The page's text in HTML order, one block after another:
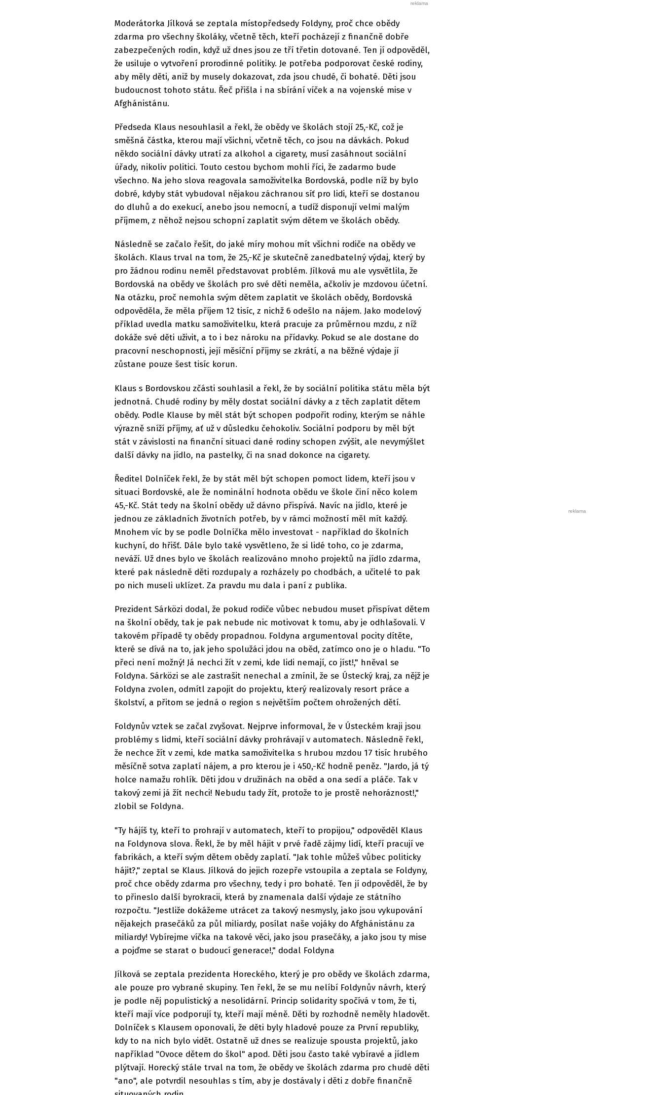
Moderátorka Jílková se zeptala místopředsedy Foldyny, proč chce obědy
zdarma pro všechny školáky, včetně těch, kteří pocházejí z finančně dobře
zabezpečených rodin, když už dnes jsou ze tří třetin dotované. Ten jí odpověděl,
že usiluje o vytvoření prorodinné politiky. Je potřeba podporovat české rodiny,
aby měly děti, aniž by musely dokazovat, zda jsou chudé, či bohaté. Děti jsou
budoucnost tohoto státu. Řeč přišla i na sbírání víček a na vojenské mise v
Afghánistánu.
Předseda Klaus nesouhlasil a řekl, že obědy ve školách stojí 25,-Kč, což je
směšná částka, kterou mají všichni, včetně těch, co jsou na dávkách. Pokud
někdo sociální dávky utratí za alkohol a cigarety, musí zasáhnout sociální
úřady, nikoliv politici. Touto cestou bychom mohli říci, že zadarmo bude
všechno. Na jeho slova reagovala samoživitelka Bordovská, podle níž by bylo
dobré, kdyby stát vybudoval nějakou záchranou síť pro lidi, kteří se dostanou
do dluhů a do exekucí, anebo jsou nemocní, a tudíž disponují velmi malým
příjmem, z něhož nejsou schopní zaplatit svým dětem ve školách obědy.
Následně se začalo řešit, do jaké míry mohou mít všichni rodiče na obědy ve
školách. Klaus trval na tom, že 25,-Kč je skutečně zanedbatelný výdaj, který by
pro žádnou rodinu neměl představovat problém. Jílková mu ale vysvětlila, že
Bordovská na obědy ve školách pro své děti neměla, ačkoliv je mzdovou účetní.
Na otázku, proč nemohla svým dětem zaplatit ve školách obědy, Bordovská
odpověděla, že měla příjem 12 tisíc, z nichž 6 odešlo na nájem. Jako modelový
příklad uvedla matku samoživitelku, která pracuje za průměrnou mzdu, z níž
dokáže své děti uživit, a to i bez nároku na přídavky. Pokud se ale dostane do
pracovní neschopnosti, její měsíční příjmy se zkrátí, a na běžné výdaje jí
zůstane pouze šest tisíc korun.
Klaus s Bordovskou zčásti souhlasil a řekl, že by sociální politika státu měla být
jednotná. Chudé rodiny by měly dostat sociální dávky a z těch zaplatit dětem
obědy. Podle Klause by měl stát být schopen podpořit rodiny, kterým se náhle
výrazně sníží příjmy, ať už v důsledku čehokoliv. Sociální podporu by měl být
stát v závislosti na finanční situaci dané rodiny schopen zvýšit, ale nevymýšlet
další dávky na jídlo, na pastelky, či na snad dokonce na cigarety.
Ředitel Dolníček řekl, že by stát měl být schopen pomoct lidem, kteří jsou v
situaci Bordovské, ale že nominální hodnota obědu ve škole činí něco kolem
45,-Kč. Stát tedy na školní obědy už dávno přispívá. Navíc na jídlo, které je
jednou ze základních životních potřeb, by v rámci možností měl mít každý.
Mnohem víc by se podle Dolníčka mělo investovat - například do školních
kuchyní, do hřišť. Dále bylo také vysvětleno, že si lidé toho, co je zdarma,
neváží. Už dnes bylo ve školách realizováno mnoho projektů na jídlo zdarma,
které pak následně děti rozdupaly a rozházely po chodbách, a učitelé to pak
po nich museli uklízet. Za pravdu mu dala i paní z publika.
Prezident Sárközi dodal, že pokud rodiče vůbec nebudou muset přispívat dětem
na školní obědy, tak je pak nebude nic motivovat k tomu, aby je odhlašovali. V
takovém případě ty obědy propadnou. Foldyna argumentoval pocity dítěte,
které se dívá na to, jak jeho spolužáci jdou na oběd, zatímco ono je o hladu. "To
přeci není možný! Já nechci žít v zemi, kde lidi nemají, co jíst!," hněval se
Foldyna. Sárközi se ale zastrašit nenechal a zmínil, že se Ústecký kraj, za nějž je
Foldyna zvolen, odmítl zapojit do projektu, který realizovaly resort práce a
školství, a přitom se jedná o region s největším počtem ohrožených dětí.
Foldynův vztek se začal zvyšovat. Nejprve informoval, že v Ústeckém kraji jsou
problémy s lidmi, kteří sociální dávky prohrávají v automatech. Následně řekl,
že nechce žít v zemi, kde matka samoživitelka s hrubou mzdou 17 tisíc hrubého
měsíčně sotva zaplatí nájem, a pro kterou je i 450,-Kč hodně peněz. "Jardo, já tý
holce namažu rohlík. Děti jdou v družinách na oběd a ona sedí a pláče. Tak v
takový zemi já žít nechci! Nebudu tady žít, protože to je prostě nehoráznost!,"
zlobil se Foldyna.
"Ty hájíš ty, kteří to prohrají v automatech, kteří to propijou," odpověděl Klaus
na Foldynova slova. Řekl, že by měl hájit v prvé řadě zájmy lidí, kteří pracují ve
fabrikách, a kteří svým dětem obědy zaplatí. "Jak tohle můžeš vůbec politicky
hájit?," zeptal se Klaus. Jílková do jejich rozepře vstoupila a zeptala se Foldyny,
proč chce obědy zdarma pro všechny, tedy i pro bohaté. Ten jí odpověděl, že by
to přineslo další byrokracii, která by znamenala další výdaje ze státního
rozpočtu. "Jestliže dokážeme utrácet za takový nesmysly, jako jsou vykupování
nějakejch prasečáků za půl miliardy, posílat naše vojáky do Afghánistánu za
miliardy! Vybírejme víčka na takové věci, jako jsou prasečáky, a jako jsou ty mise
a pojďme se starat o budoucí generace!," dodal Foldyna
Jílková se zeptala prezidenta Horeckého, který je pro obědy ve školách zdarma,
ale pouze pro vybrané skupiny. Ten řekl, že se mu nelíbí Foldynův návrh, který
je podle něj populistický a nesolidární. Princip solidarity spočívá v tom, že ti,
kteří mají více podporují ty, kteří mají méně. Děti by rozhodně neměly hladovět.
Dolníček s Klausem oponovali, že děti byly hladové pouze za První republiky,
kdy to na nich bylo vidět. Ostatně už dnes se realizuje spousta projektů, jako
například "Ovoce dětem do škol" apod. Děti jsou často také vybíravé a jídlem
plýtvají. Horecký stále trval na tom, že obědy ve školách zdarma pro chudé děti
"ano", ale potvrdil nesouhlas s tím, aby je dostávaly i děti z dobře finančně